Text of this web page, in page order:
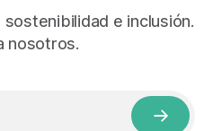
e inclusión.
nosotros.